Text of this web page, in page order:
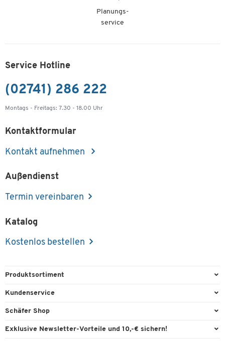
Planungs-
service
Service Hotline
(02741) 286 222
Montags - Freitags: 7.30 - 18.00 Uhr
Kontaktformular
Kontakt aufnehmen
Außendienst
Termin vereinbaren
Katalog
Kostenlos bestellen
Produktsortiment
Büroausstattung
Kundenservice
Direktbestellung
Schäfer Shop
Services & Leistungen
Exklusive Newsletter-Vorteile und 10,-€ sichern!